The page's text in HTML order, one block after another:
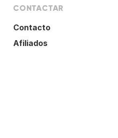
CONTACTAR
Contacto
Afiliados